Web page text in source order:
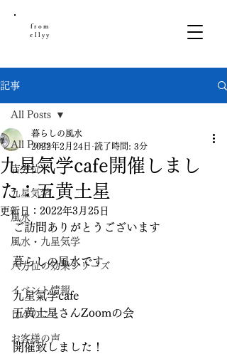
from
ellyy
記事
All Posts
吉方位
九星気学
風水
風水・九星気学
八方位の効果シリーズ
イベント情報
日々のこと
お客様の声
All Posts
九星氣学cafe開催しまし
た：五黄土星
暮らしの風水
2022年2月24日 読了時間: 3分
更新日： 2022年3月25日
ご訪問ありがとうございます
暮らしの風水です
九星氣学cafe
五黄土星さんZoomの会
開催致しました！